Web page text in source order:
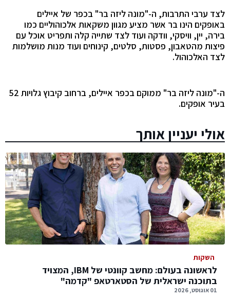
לצד ערבי התרבות, ה-"מונה ליזה בר" בכפר של איילים
באופקים הינו בר אשר מציע מגוון משקאות אלכוהוליים כמו
בירה, יין, וויסקי, וודקה ועוד לצד שתייה קלה ותפריט אוכל עם
פיצות מהטאבון, פסטות, סלטים, קינוחים ועוד מנות מושלמות
לצד האלכוהול.
ה-"מונה ליזה בר" ממוקם בכפר איילים, ברחוב קיבוץ גלויות 52
בעיר אופקים.
אולי יעניין אותך
השקות
לראשונה בעולם: מחשב קוונטי של IBM, המצויד
בתוכנה ישראלית של הסטארטאפ "קדמה"
01 אוגוסט, 2026